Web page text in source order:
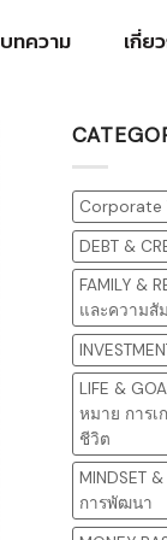
บทความ เกี่ย
Corporate
DEBT &
FAMILY &
และความสั
LIFE &
หมาย การ
ชีวิต
MINDSET
การพัฒนา